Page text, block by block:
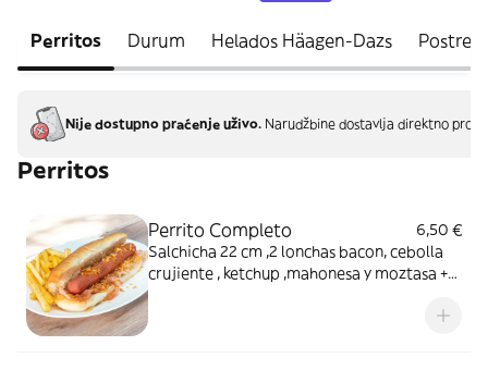
Perritos Durum Helados Häagen-Dazs Postres
Nije dostupno praćenje uživo. Narudžbine dostavlja direktno
Perritos
Perrito Completo
6,50 €
Salchicha 22 cm ,2 lonchas bacon, cebolla
crujiente , ketchup ,mahonesa y moztasa +